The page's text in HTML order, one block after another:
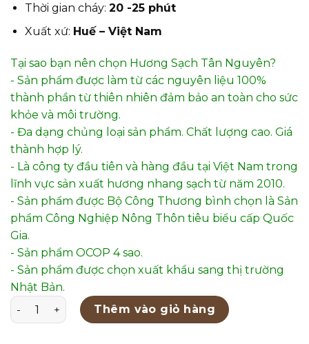
Thời gian cháy: 20 -25 phút
Xuất xứ: Huế – Việt Nam
Tại sao bạn nên chọn Hương Sạch Tân Nguyên?
- Sản phẩm được làm từ các nguyên liệu 100%
thành phần từ thiên nhiên đảm bảo an toàn cho sức
khỏe và môi trường.
- Đa dạng chủng loại sản phẩm. Chất lượng cao. Giá
thành hợp lý.
- Là công ty đầu tiên và hàng đầu tại Việt Nam trong
lĩnh vực sản xuất hương nhang sạch từ năm 2010.
- Sản phẩm được Bộ Công Thương bình chọn là Sản
phẩm Công Nghiệp Nông Thôn tiêu biểu cấp Quốc
Gia.
- Sản phẩm OCOP 4 sao.
- Sản phẩm được chọn xuất khẩu sang thị trường
Nhật Bản.
Ống hương đạo 20 thanh trầm hương cao cấp 21cm -
Thêm vào giỏ hàng